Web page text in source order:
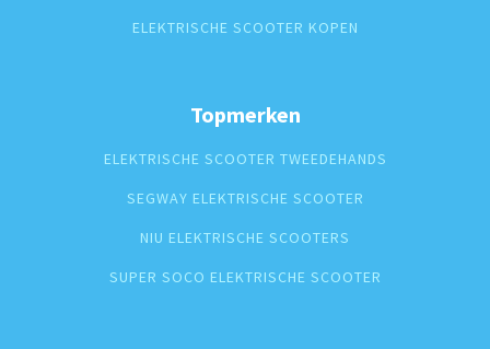
ELEKTRISCHE SCOOTER KOPEN
Topmerken
ELEKTRISCHE SCOOTER TWEEDEHANDS
SEGWAY ELEKTRISCHE SCOOTER
NIU ELEKTRISCHE SCOOTERS
SUPER SOCO ELEKTRISCHE SCOOTER